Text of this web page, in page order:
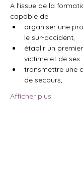
A l'issue de la
capable de :
organiser une
le sur-accident,
établir un
victime et de ses
transmettre une
de secours,
Afficher plus